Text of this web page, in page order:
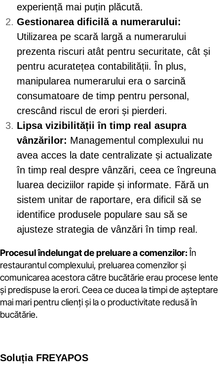
experiență mai puțin plăcută.
Gestionarea dificilă a numerarului:
Utilizarea pe scară largă a numerarului
prezenta riscuri atât pentru securitate, cât și
pentru acuratețea contabilității. În plus,
manipularea numerarului era o sarcină
consumatoare de timp pentru personal,
crescând riscul de erori și pierderi.
Lipsa vizibilității în timp real asupra
vânzărilor: Managementul complexului nu
avea acces la date centralizate și actualizate
în timp real despre vânzări, ceea ce îngreuna
luarea deciziilor rapide și informate. Fără un
sistem unitar de raportare, era dificil să se
identifice produsele populare sau să se
ajusteze strategia de vânzări în timp real.
Procesul îndelungat de preluare a comenzilor: În
restaurantul complexului, preluarea comenzilor și
comunicarea acestora către bucătărie erau procese lente
și predispuse la erori. Ceea ce ducea la timpi de așteptare
mai mari pentru clienți și la o productivitate redusă în
bucătărie.
Soluția FREYAPOS